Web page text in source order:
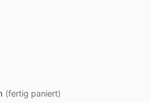
(fertig paniert)